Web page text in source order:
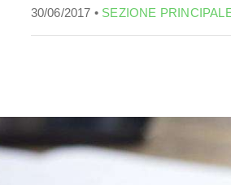
30/06/2017 • SEZIONE